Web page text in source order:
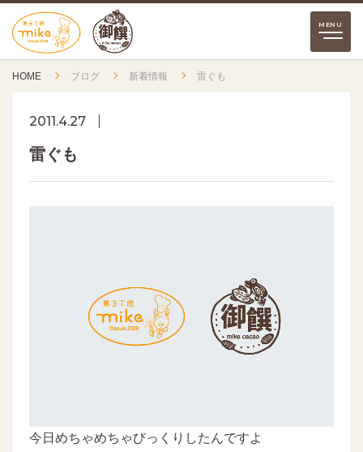
HOME ブログ 新着情報 雷ぐも
2011.4.27
雷ぐも
今日めちゃめちゃびっくりしたんですよ